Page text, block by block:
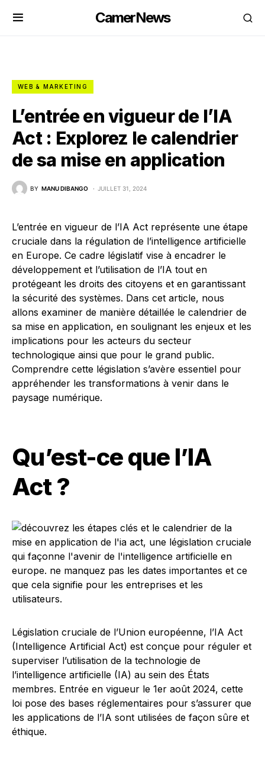
CamerNews
WEB & MARKETING
L’entrée en vigueur de l’IA
Act : Explorez le calendrier
de sa mise en application
BY MANU DIBANGO JUILLET 31, 2024
L’entrée en vigueur de l’IA Act représente une étape
cruciale dans la régulation de l’intelligence artificielle
en Europe. Ce cadre législatif vise à encadrer le
développement et l’utilisation de l’IA tout en
protégeant les droits des citoyens et en garantissant
la sécurité des systèmes. Dans cet article, nous
allons examiner de manière détaillée le calendrier de
sa mise en application, en soulignant les enjeux et les
implications pour les acteurs du secteur
technologique ainsi que pour le grand public.
Comprendre cette législation s’avère essentiel pour
appréhender les transformations à venir dans le
paysage numérique.
Qu’est-ce que l’IA
Act ?
Législation cruciale de l’Union européenne, l’IA Act
(Intelligence Artificial Act) est conçue pour réguler et
superviser l’utilisation de la technologie de
l’intelligence artificielle (IA) au sein des États
membres. Entrée en vigueur le 1er août 2024, cette
loi pose des bases réglementaires pour s’assurer que
les applications de l’IA sont utilisées de façon sûre et
éthique.